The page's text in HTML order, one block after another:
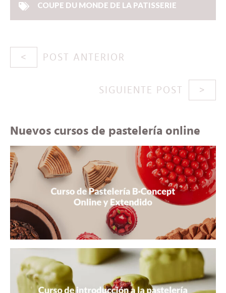
COUPE DU MONDE DE LA PATISSERIE
POST ANTERIOR
SIGUIENTE POST
Nuevos cursos de pastelería online